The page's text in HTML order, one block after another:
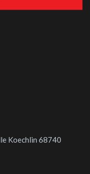
Koechlin 68740